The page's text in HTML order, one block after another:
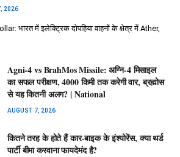
2026
भारत में इलेक्ट्रिक दोपहिया वाहनों के क्षेत्र में Ather,
Agni-4 vs BrahMos Missile: अग्नि-4 मिसाइल
का सफल परीक्षण, 4000 किमी तक करेगी वार, ब्रह्मोस
से यह कितनी अलग? | National
AUGUST 7, 2026
कितने तरह के होते हैं कार-बाइक के इंश्योरेंस, क्या थर्ड
पार्टी बीमा करवाना फायदेमंद है?